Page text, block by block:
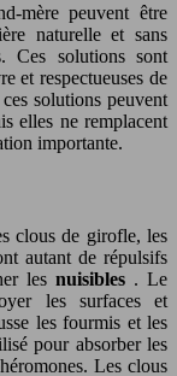
mère peuvent être
naturelle et sans
Ces solutions sont
et respectueuses de
solutions peuvent
elles ne remplacent
importante.
clous de girofle, les
autant de répulsifs
les nuisibles . Le
les surfaces et
les fourmis et les
pour absorber les
Les clous